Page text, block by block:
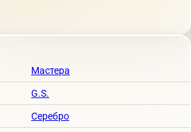
Мастера
G.S.
Серебро